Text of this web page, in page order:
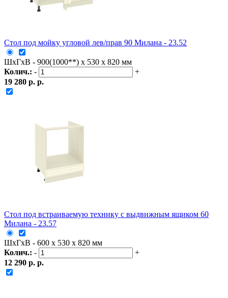
Стол под мойку угловой лев/прав 90 Милана - 23.52
ШxГxВ - 900(1000**) x 530 x 820 мм
Колич.: -
+
19 280 р. р.
Стол под встраиваемую технику с выдвижным ящиком 60
Милана - 23.57
ШxГxВ - 600 x 530 x 820 мм
Колич.: -
+
12 290 р. р.